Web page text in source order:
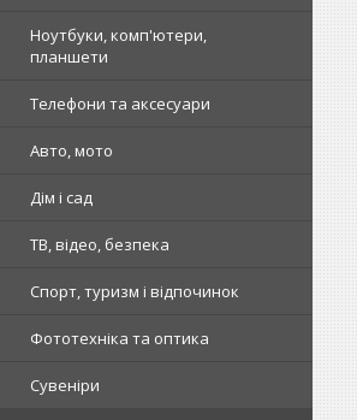
Ноутбуки, комп'ютери,
планшети
Телефони та аксесуари
Авто, мото
Дім і сад
ТВ, відео, безпека
Спорт, туризм і відпочинок
Фототехніка та оптика
Сувеніри